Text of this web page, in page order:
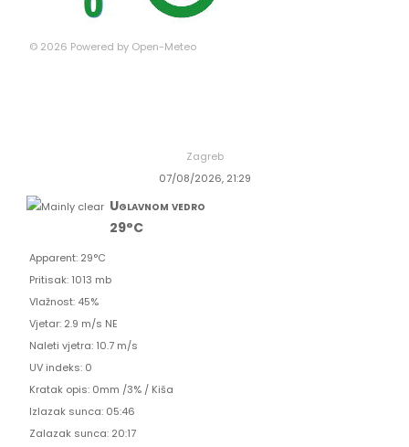
© 2026 Powered by Open-Meteo
Zagreb
07/08/2026, 21:29
Uglavnom vedro
29°C
Apparent: 29°C
Pritisak: 1013 mb
Vlažnost: 45%
Vjetar: 2.9 m/s NE
Naleti vjetra: 10.7 m/s
UV indeks: 0
Kratak opis: 0mm /3%/ Kiša
Izlazak sunca: 05:46
Zalazak sunca: 20:17